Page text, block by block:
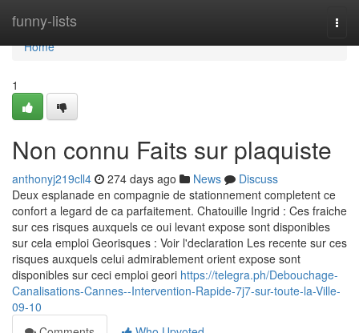
funny-lists
Home
Home
1
Non connu Faits sur plaquiste
anthonyj219cll4 274 days ago News
Discuss
Deux esplanade en compagnie de stationnement completent ce
confort a legard de ca parfaitement. Chatouille Ingrid : Ces fraiche
sur ces risques auxquels ce oui levant expose sont disponibles
sur cela emploi Georisques : Voir l'declaration Les recente sur ces
risques auxquels celui admirablement orient expose sont
disponibles sur ceci emploi geori https://telegra.ph/Debouchage-
Canalisations-Cannes--Intervention-Rapide-7j7-sur-toute-la-Ville-
09-10